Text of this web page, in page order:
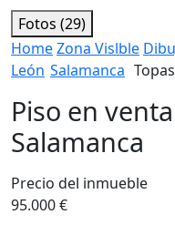
Fotos (29)
HomeZona Vislble
León Salamanca Topas
Piso en
Salamanca
Precio del inmueble
95.000 €